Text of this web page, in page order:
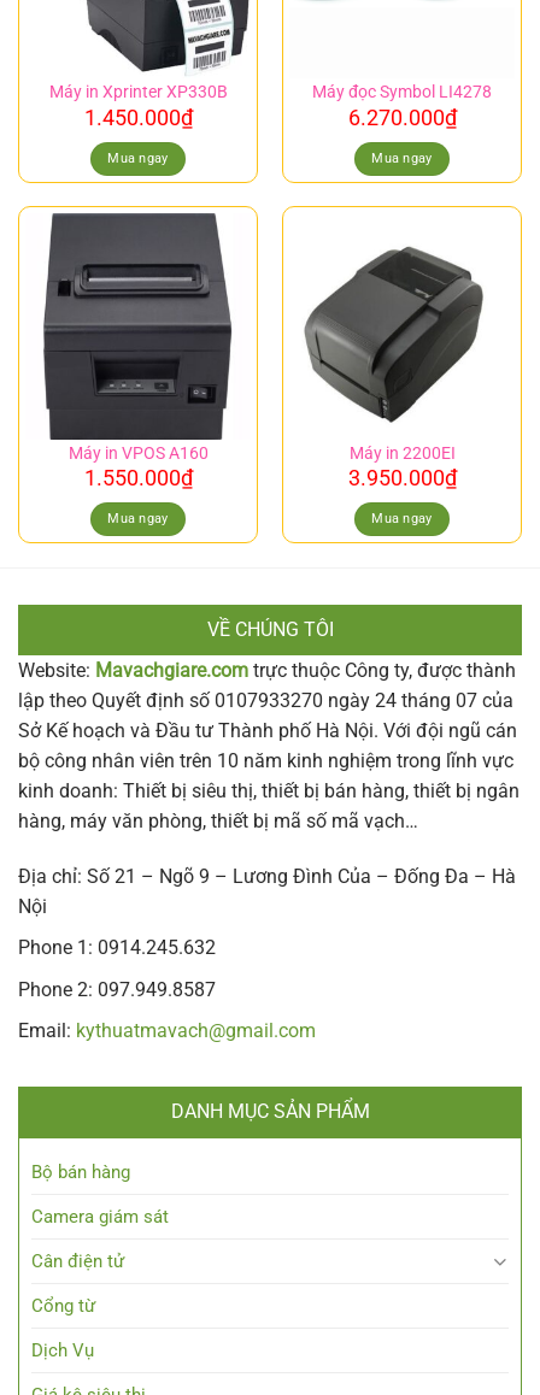
Máy in Xprinter XP330B
1.450.000₫
Mua ngay
Máy đọc Symbol LI4278
6.270.000₫
Mua ngay
Máy in VPOS A160
1.550.000₫
Mua ngay
Máy in 2200EI
3.950.000₫
Mua ngay
VỀ CHÚNG TÔI
Website: Mavachgiare.com trực thuộc Công ty, được thành
lập theo Quyết định số 0107933270 ngày 24 tháng 07 của
Sở Kế hoạch và Đầu tư Thành phố Hà Nội. Với đội ngũ cán
bộ công nhân viên trên 10 năm kinh nghiệm trong lĩnh vực
kinh doanh: Thiết bị siêu thị, thiết bị bán hàng, thiết bị ngân
hàng, máy văn phòng, thiết bị mã số mã vạch…
Địa chỉ: Số 21 – Ngõ 9 – Lương Đình Của – Đống Đa – Hà
Nội
Phone 1: 0914.245.632
Phone 2: 097.949.8587
Email: kythuatmavach@gmail.com
DANH MỤC SẢN PHẨM
Bộ bán hàng
Camera giám sát
Cân điện tử
Cổng từ
Dịch Vụ